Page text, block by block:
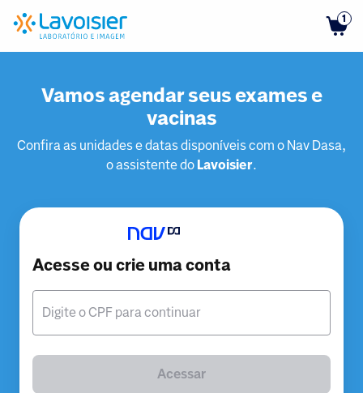
1
Vamos agendar seus exames e
vacinas
Confira as unidades e datas disponíveis com o Nav Dasa,
o assistente do Lavoisier.
Acesse ou crie uma conta
Digite o CPF para continuar
Acessar